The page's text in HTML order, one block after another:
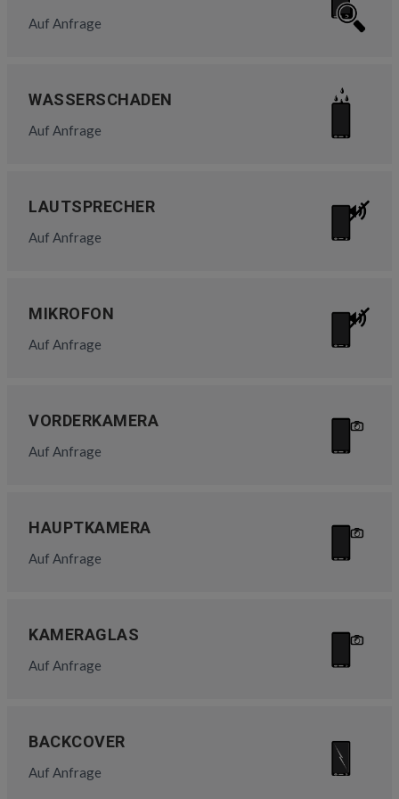
Auf Anfrage
WASSERSCHADEN
Auf Anfrage
LAUTSPRECHER
Auf Anfrage
MIKROFON
Auf Anfrage
VORDERKAMERA
Auf Anfrage
HAUPTKAMERA
Auf Anfrage
KAMERAGLAS
Auf Anfrage
BACKCOVER
Auf Anfrage